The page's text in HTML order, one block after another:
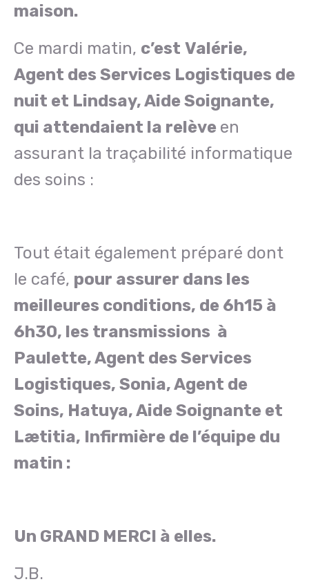
maison.
Ce mardi matin, c’est Valérie,
Agent des Services Logistiques de
nuit et Lindsay, Aide Soignante,
qui attendaient la relève en
assurant la traçabilité informatique
des soins :
Tout était également préparé dont
le café, pour assurer dans les
meilleures conditions, de 6h15 à
6h30, les transmissions à
Paulette, Agent des Services
Logistiques, Sonia, Agent de
Soins, Hatuya, Aide Soignante et
Lætitia, Infirmière de l’équipe du
matin :
Un GRAND MERCI à elles.
J.B.